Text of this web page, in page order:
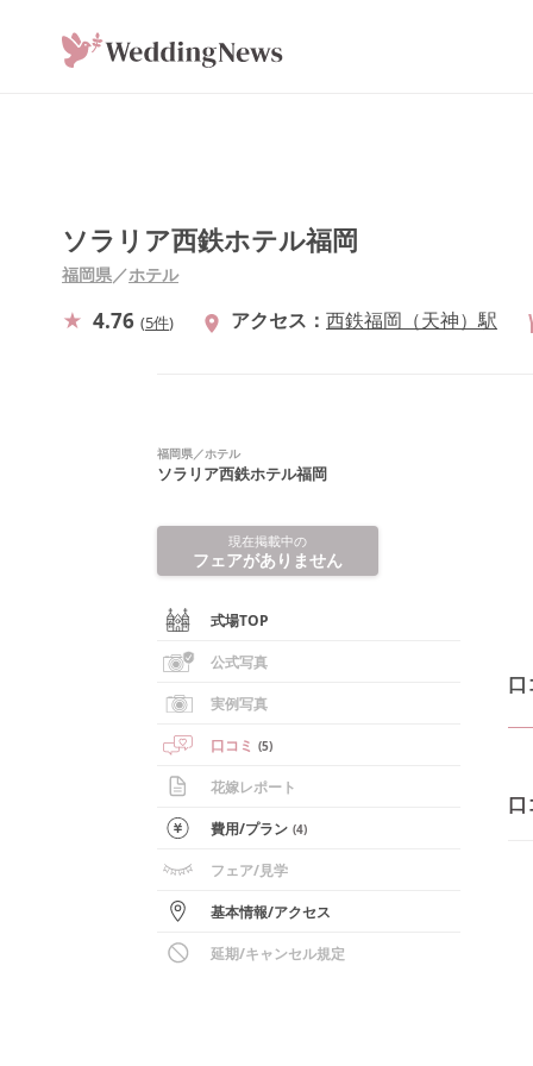
ソラリア西鉄ホテル福岡
福岡県／ホテル
4.76 (5件) アクセス 西鉄福岡（天神）駅
福岡県／ホテル
ソラリア西鉄ホテル福岡
現在掲載中の
フェアがありません
式場TOP
公式写真
実例写真
口コミ (5)
花嫁レポート
費用/プラン (4)
フェア/見学
基本情報/アクセス
延期/キャンセル規定
口
口